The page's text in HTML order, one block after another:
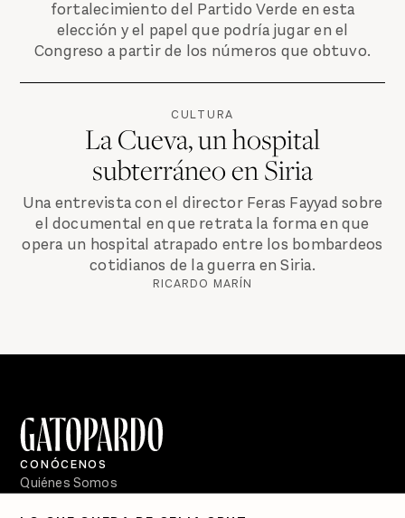
fortalecimiento del Partido Verde en esta
elección y el papel que podría jugar en el
Congreso a partir de los números que obtuvo.
CULTURA
La Cueva, un hospital
subterráneo en Siria
Una entrevista con el director Feras Fayyad sobre
el documental en que retrata la forma en que
opera un hospital atrapado entre los bombardeos
cotidianos de la guerra en Siria.
RICARDO MARÍN
CONÓCENOS
Quiénes Somos